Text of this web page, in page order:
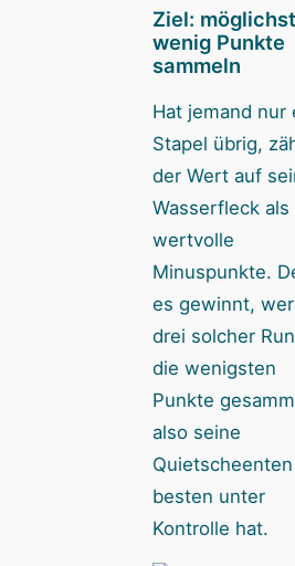
Ziel: möglichst
wenig Punkte
sammeln
Hat jemand nur
Stapel übrig,
der Wert auf
Wasserfleck als
wertvolle
Minuspunkte.
es gewinnt,
drei solcher
die wenigsten
Punkte
also seine
besten unter
Kontrolle hat.